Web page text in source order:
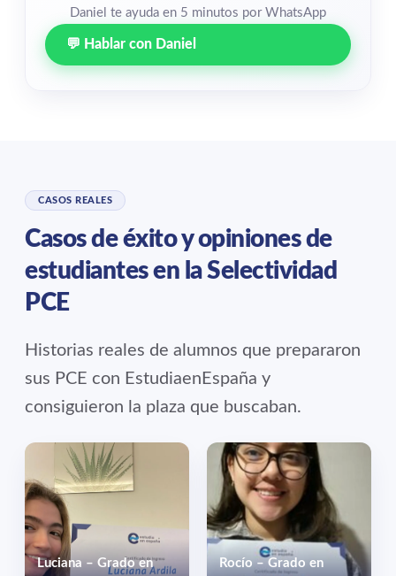
Daniel te ayuda en 5 minutos por WhatsApp
💬 Hablar con Daniel
CASOS REALES
Casos de éxito y opiniones de
estudiantes en la Selectividad
PCE
Historias reales de alumnos que prepararon
sus PCE con EstudiaenEspaña y
consiguieron la plaza que buscaban.
Luciana – Grado en
Rocío – Grado en